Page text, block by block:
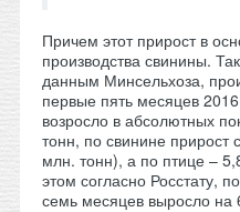
Причем этот прирост в
производства свинины.
данным Минсельхоза,
первые пять месяцев
возросло в абсолютных
тонн, по свинине прирост
млн. тонн), а по птице –
этом согласно Росстату,
семь месяцев выросло